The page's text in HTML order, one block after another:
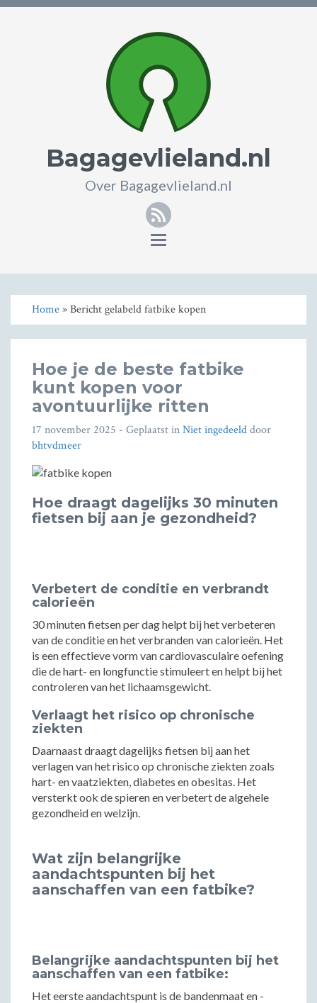
Bagagevlieland.nl
Over Bagagevlieland.nl
RSS
Toggle
Home» Bericht gelabeld fatbike kopen
Hoe je de beste fatbike
kunt kopen voor
avontuurlijke ritten
17 november 2025 - Geplaatst inNiet ingedeelddoor
bhtvdmeer
Hoe draagt dagelijks 30 minuten
fietsen bij aan je gezondheid?
Verbetert de conditie en verbrandt
calorieën
30 minuten fietsen per dag helpt bij het verbeteren
van de conditie en het verbranden van calorieën. Het
is een effectieve vorm van cardiovasculaire oefening
die de hart- en longfunctie stimuleert en helpt bij het
controleren van het lichaamsgewicht.
Verlaagt het risico op chronische
ziekten
Daarnaast draagt dagelijks fietsen bij aan het
verlagen van het risico op chronische ziekten zoals
hart- en vaatziekten, diabetes en obesitas. Het
versterkt ook de spieren en verbetert de algehele
gezondheid en welzijn.
Wat zijn belangrijke
aandachtspunten bij het
aanschaffen van een fatbike?
Belangrijke aandachtspunten bij het
aanschaffen van een fatbike:
Het eerste aandachtspunt is de bandenmaat en -